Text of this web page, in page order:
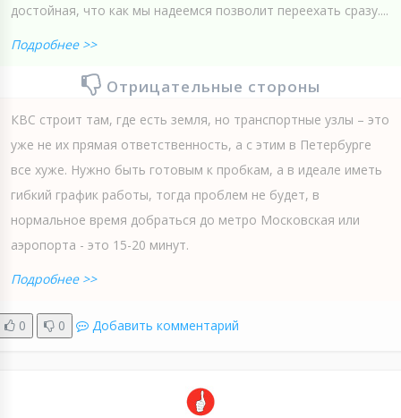
достойная, что как мы надеемся позволит переехать сразу....
Подробнее >>
Отрицательные стороны
КВС строит там, где есть земля, но транспортные узлы – это
уже не их прямая ответственность, а с этим в Петербурге
все хуже. Нужно быть готовым к пробкам, а в идеале иметь
гибкий график работы, тогда проблем не будет, в
нормальное время добраться до метро Московская или
аэропорта - это 15-20 минут.
Подробнее >>
0 0 Добавить комментарий